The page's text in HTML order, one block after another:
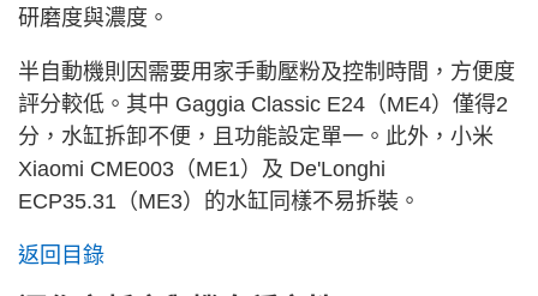
研磨度與濃度。
半自動機則因需要用家手動壓粉及控制時間，方便度
評分較低。其中 Gaggia Classic E24（ME4）僅得2
分，水缸拆卸不便，且功能設定單一。此外，小米
Xiaomi CME003（ME1）及 De'Longhi
ECP35.31（ME3）的水缸同樣不易拆裝。
返回目錄